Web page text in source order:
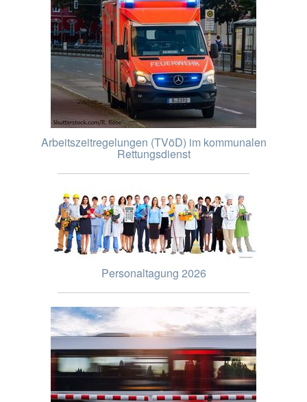
Arbeitszeitregelungen (TVöD) im kommunalen
Rettungsdienst
Personaltagung 2026